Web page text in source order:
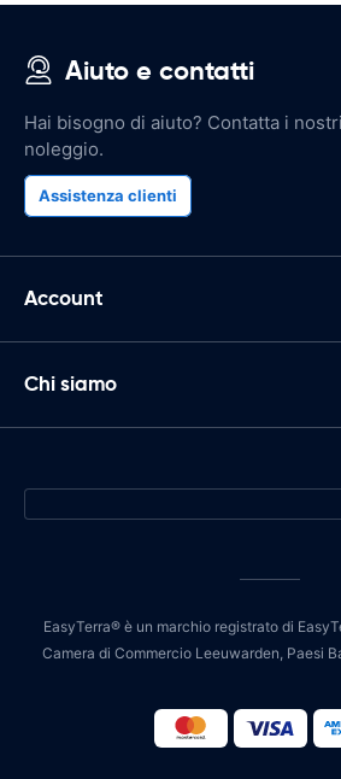
Aiuto e contatti
Hai bisogno di aiuto? Contatta i
noleggio.
Assistenza clienti
Account
Chi siamo
EasyTerra® è un marchio registrato di
Camera di Commercio Leeuwarden, Paesi